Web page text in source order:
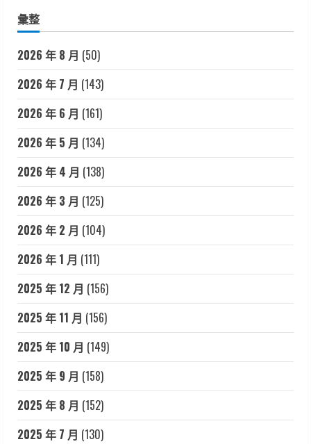
彙整
2026 年 8 月 (50)
2026 年 7 月 (143)
2026 年 6 月 (161)
2026 年 5 月 (134)
2026 年 4 月 (138)
2026 年 3 月 (125)
2026 年 2 月 (104)
2026 年 1 月 (111)
2025 年 12 月 (156)
2025 年 11 月 (156)
2025 年 10 月 (149)
2025 年 9 月 (158)
2025 年 8 月 (152)
2025 年 7 月 (130)